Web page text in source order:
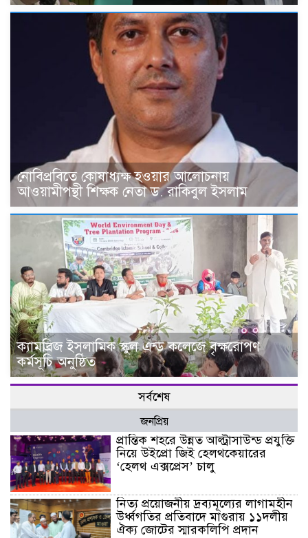
নোবিপ্রবিতে কোষাধ্যক্ষ হওয়ার আলোচনায়
আওয়ামীপন্থী শিক্ষক নেতা ড. রাকিবুল ইসলাম
ক্যামব্রিজ ইসলামিক স্কুল এন্ড কলেজে বৃক্ষরোপণ
কর্মসূচি অনুষ্ঠিত
সর্বশেষ
জনপ্রিয়
প্রান্তিক শহরে উন্নত আল্ট্রাসাউন্ড প্রযুক্তি
নিয়ে উইপ্রো জিই হেলথকেয়ারের
‘হেলথ এক্সপ্রেস’ চালু
নিত্য প্রয়োজনীয় দ্রব্যমূল্যের লাগামহীন
উর্ধ্বগতির প্রতিবাদে মাগুরায় ১১দলীয়
ঐক্য জোটের স্মারকলিপি প্রদান